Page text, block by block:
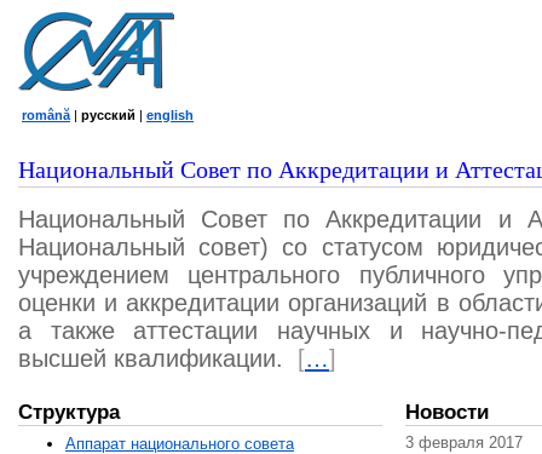
română | русский | english
Национальный Совет по Аккредитации и
Национальный Совет по Аккредитации и
Национальный совет) со статусом
учреждением центрального публичного
оценки и аккредитации организаций в
а также аттестации научных и научно-
высшей квалификации.
[…]
Структура
Аппарат национального совета
Новости
3 февраля 2017